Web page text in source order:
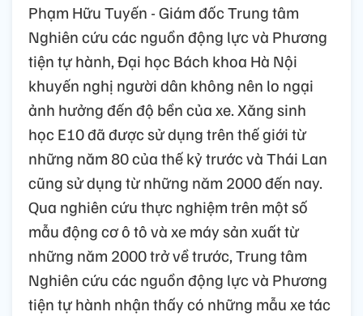
Phạm Hữu Tuyến - Giám đốc Trung tâm
Nghiên cứu các nguồn động lực và Phương
tiện tự hành, Đại học Bách khoa Hà Nội
khuyến nghị người dân không nên lo ngại
ảnh hưởng đến độ bền của xe. Xăng sinh
học E10 đã được sử dụng trên thế giới từ
những năm 80 của thế kỷ trước và Thái Lan
cũng sử dụng từ những năm 2000 đến nay.
Qua nghiên cứu thực nghiệm trên một số
mẫu động cơ ô tô và xe máy sản xuất từ
những năm 2000 trở về trước, Trung tâm
Nghiên cứu các nguồn động lực và Phương
tiện tự hành nhận thấy có những mẫu xe tác